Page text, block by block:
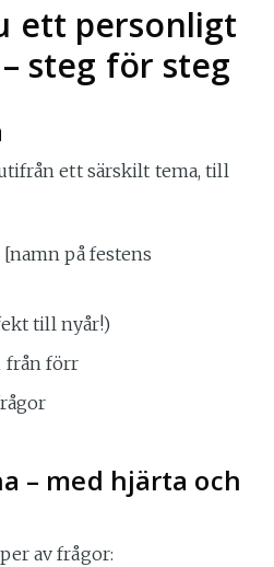
ett personligt
steg för steg
ett särskilt tema, till
på festens
till nyår!)
från förr
– med hjärta och
av frågor: